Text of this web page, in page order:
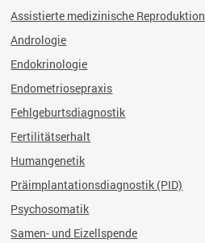
Assistierte medizinische Reproduktion
Andrologie
Endokrinologie
Endometriosepraxis
Fehlgeburtsdiagnostik
Fertilitätserhalt
Humangenetik
Präimplantationsdiagnostik (PID)
Psychosomatik
Samen- und Eizellspende